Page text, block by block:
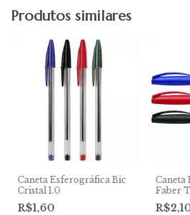
Produtos similares
Caneta Esferográfica Bic
Cristal 1.0
R$1,60
Caneta
Faber